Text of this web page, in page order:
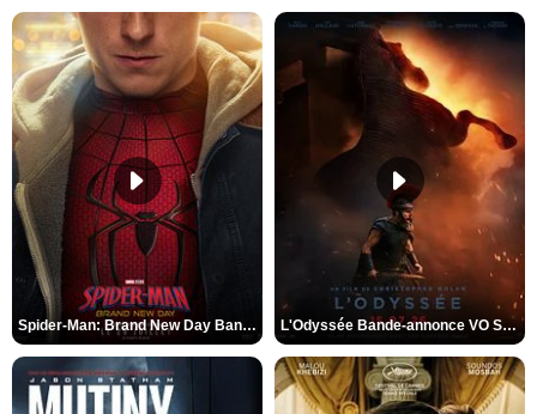
Spider-Man: Brand New Day Bande-annonce VO STFR L'Odyssée Bande-annonce VO STFR